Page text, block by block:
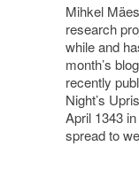
Mihkel
research
while and
month’s
recently
Night’s
April 1343
spread to